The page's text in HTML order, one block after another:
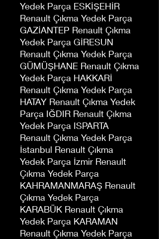
Yedek Parça ESKİŞEHİR
Renault Çıkma Yedek Parça
GAZİANTEP Renault Çıkma
Yedek Parça GİRESUN
Renault Çıkma Yedek Parça
GÜMÜŞHANE Renault Çıkma
Yedek Parça HAKKARİ
Renault Çıkma Yedek Parça
HATAY Renault Çıkma Yedek
Parça IĞDIR Renault Çıkma
Yedek Parça ISPARTA
Renault Çıkma Yedek Parça
İstanbul Renault Çıkma
Yedek Parça İzmir Renault
Çıkma Yedek Parça
KAHRAMANMARAŞ Renault
Çıkma Yedek Parça
KARABÜK Renault Çıkma
Yedek Parça KARAMAN
Renault Çıkma Yedek Parça